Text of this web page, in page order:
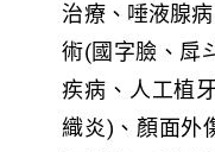
治療、唾液腺
術(國字臉、戽
疾病、人工植
織炎)、顏面外